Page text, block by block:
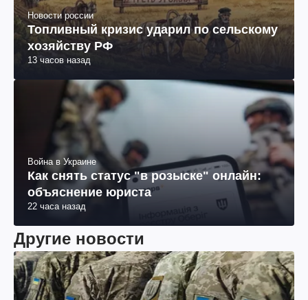
Новости россии
Топливный кризис ударил по сельскому
хозяйству РФ
13 часов назад
Война в Украине
Как снять статус "в розыске" онлайн:
объяснение юриста
22 часа назад
Другие новости